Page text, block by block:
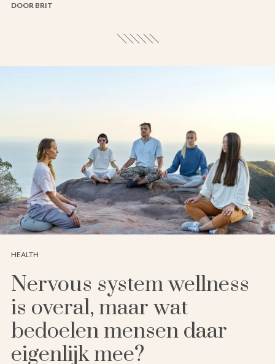
DOOR BRIT
HEALTH
Nervous system wellness
is overal, maar wat
bedoelen mensen daar
eigenlijk mee?